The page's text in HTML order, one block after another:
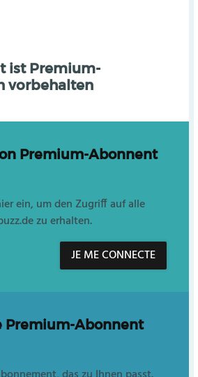
ist Premium-
vorbehalten
Premium-Abonnent
ein, um den Zugriff auf alle
zu erhalten.
JE ME CONNECTE
Premium-Abonnent